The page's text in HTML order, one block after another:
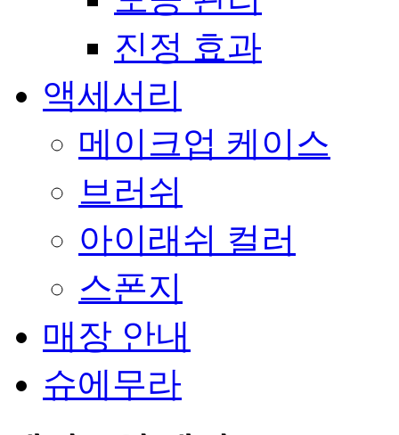
진정 효과
액세서리
메이크업 케이스
브러쉬
아이래쉬 컬러
스폰지
매장 안내
슈에무라